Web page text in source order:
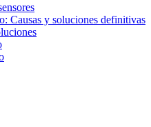
Causas y soluciones definitivas